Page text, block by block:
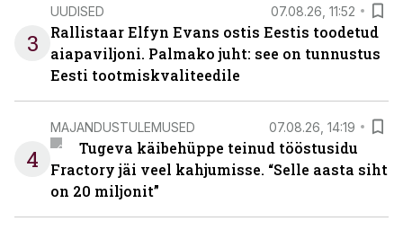
3
UUDISED 07.08.26, 11:52
Rallistaar Elfyn Evans ostis Eestis toodetud
aiapaviljoni. Palmako juht: see on tunnustus
Eesti tootmiskvaliteedile
4
MAJANDUSTULEMUSED 07.08.26, 14:19
Tugeva käibehüppe teinud tööstusidu
Fractory jäi veel kahjumisse. “Selle aasta siht
on 20 miljonit”